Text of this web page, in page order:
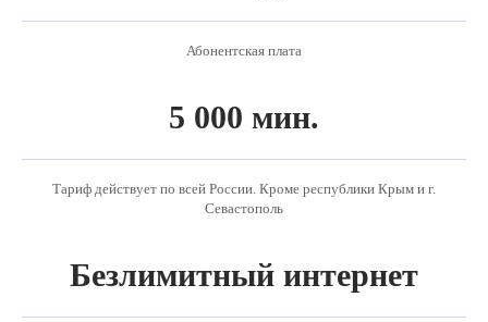
Абонентская плата
5 000 мин.
Тариф действует по всей России. Кроме республики Крым и г.
Севастополь
Безлимитный интернет